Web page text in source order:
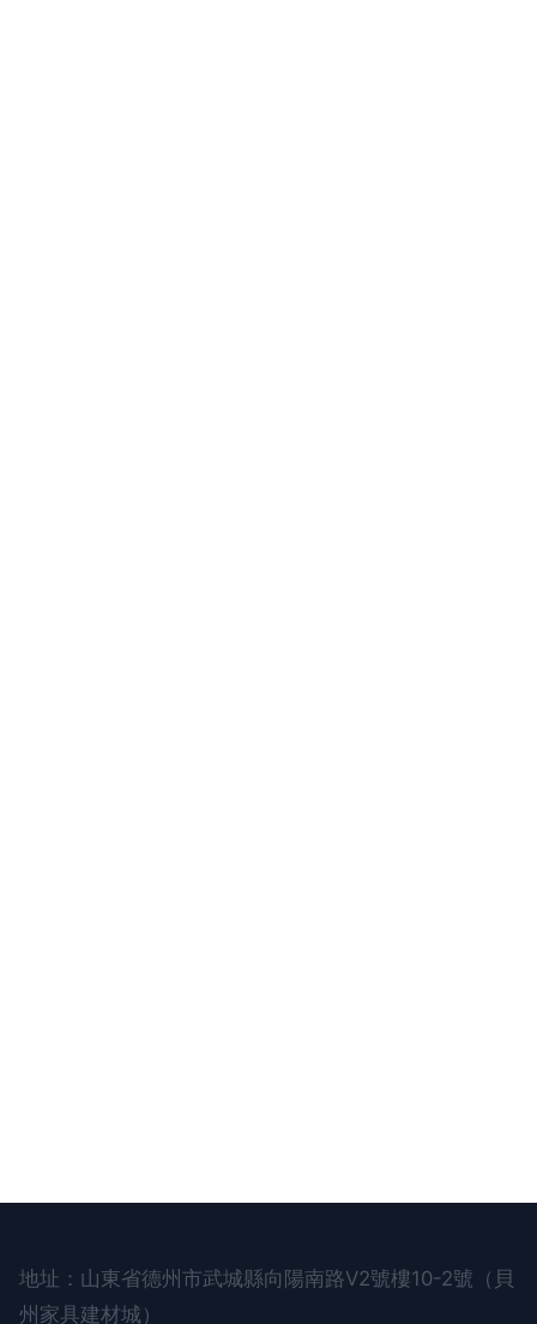
地址：山東省德州市武城縣向陽南路V2號樓10-2號（貝
州家具建材城）